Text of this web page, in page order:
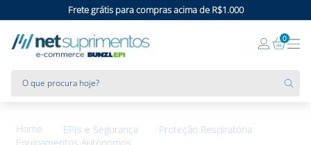
Frete grátis para compras acima de R$1.000
0
EPIs e Segurança
Proteção Respiratória